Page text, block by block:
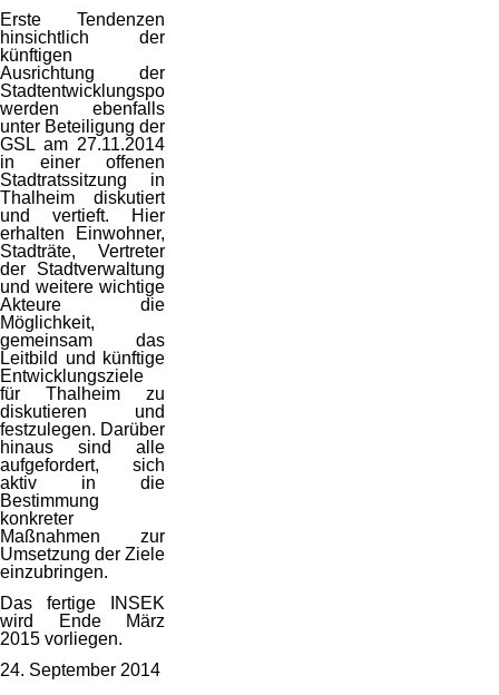
Erste Tendenzen
hinsichtlich der
künftigen
Ausrichtung der
Stadtentwicklungspolitik
werden ebenfalls
unter Beteiligung der
GSL am 27.11.2014
in einer offenen
Stadtratssitzung in
Thalheim diskutiert
und vertieft. Hier
erhalten Einwohner,
Stadträte, Vertreter
der Stadtverwaltung
und weitere wichtige
Akteure die
Möglichkeit,
gemeinsam das
Leitbild und künftige
Entwicklungsziele
für Thalheim zu
diskutieren und
festzulegen. Darüber
hinaus sind alle
aufgefordert, sich
aktiv in die
Bestimmung
konkreter
Maßnahmen zur
Umsetzung der Ziele
einzubringen.
Das fertige INSEK
wird Ende März
2015 vorliegen.
24. September 2014